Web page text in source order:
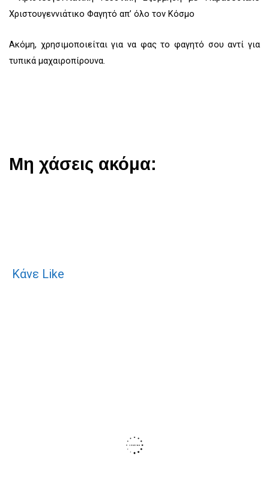
Ακόμη, χρησιμοποιείται για να φας το φαγητό σου αντί για
τυπικά μαχαιροπίρουνα.
Μη χάσεις ακόμα:
Κάνε Like
S